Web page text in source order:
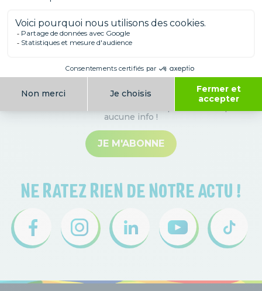
Inscrivez-vous à notre Newsletter !
Nouveautés, arrivées d’animaux, évènements à venir,
bons plans, actus…
aucune info !
JE M'ABONNE
NE RATEZ RIEN DE NOTRE ACTU !